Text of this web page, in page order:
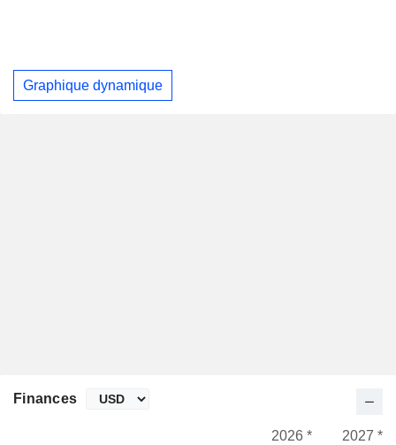
Graphique dynamique
Finances
2026 *
2027 *